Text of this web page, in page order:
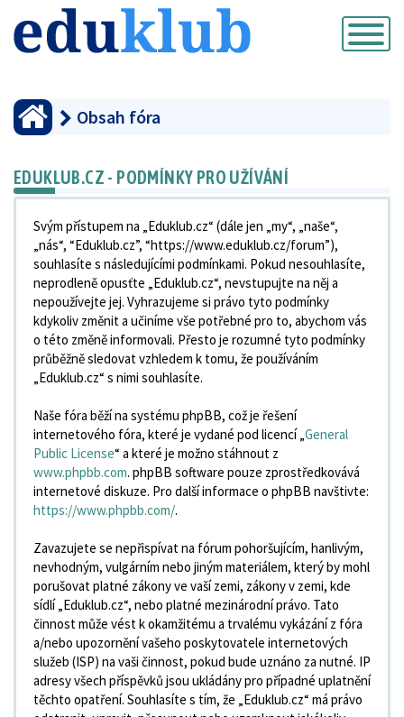
Přepnout
navigaci
Obsah fóra
EDUKLUB.CZ - PODMÍNKY PRO UŽÍVÁNÍ
Svým přístupem na „Eduklub.cz“ (dále jen „my“, „naše“,
„nás“, “Eduklub.cz”, “https://www.eduklub.cz/forum”),
souhlasíte s následujícími podmínkami. Pokud nesouhlasíte,
neprodleně opusťte „Eduklub.cz“, nevstupujte na něj a
nepoužívejte jej. Vyhrazujeme si právo tyto podmínky
kdykoliv změnit a učiníme vše potřebné pro to, abychom vás
o této změně informovali. Přesto je rozumné tyto podmínky
průběžně sledovat vzhledem k tomu, že používáním
„Eduklub.cz“ s nimi souhlasíte.
Naše fóra běží na systému phpBB, což je řešení
internetového fóra, které je vydané pod licencí „General
Public License“ a které je možno stáhnout z
www.phpbb.com. phpBB software pouze zprostředkovává
internetové diskuze. Pro další informace o phpBB navštivte:
https://www.phpbb.com/.
Zavazujete se nepřispívat na fórum pohoršujícím, hanlivým,
nevhodným, vulgárním nebo jiným materiálem, který by mohl
porušovat platné zákony ve vaší zemi, zákony v zemi, kde
sídlí „Eduklub.cz“, nebo platné mezinárodní právo. Tato
činnost může vést k okamžitému a trvalému vykázání z fóra
a/nebo upozornění vašeho poskytovatele internetových
služeb (ISP) na vaši činnost, pokud bude uznáno za nutné. IP
adresy všech příspěvků jsou ukládány pro případné uplatnění
těchto opatření. Souhlasíte s tím, že „Eduklub.cz“ má právo